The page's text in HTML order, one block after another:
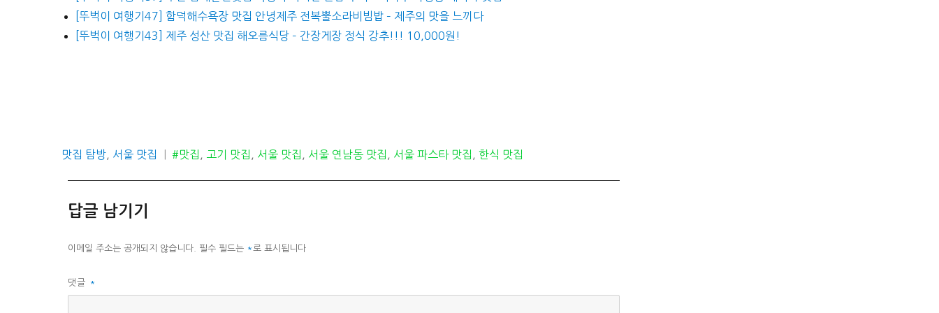
[뚜벅이 여행기47] 함덕해수욕장 맛집 안녕제주 전복뿔소라비빔밥 – 제주의 맛을 느끼다
[뚜벅이 여행기43] 제주 성산 맛집 해오름식당 – 간장게장 정식 강추!!! 10,000원!
카
리
맛집 탐방 서울 맛집
태
#맛집 고기 맛집 서울 맛집 서울 연남동 맛집 서울 파스타 맛집 ,한식 맛집
답글 남기기
이메일 주소는 공개되지 않습니다. 필수 필드는 *로 표시됩니다
댓글 *